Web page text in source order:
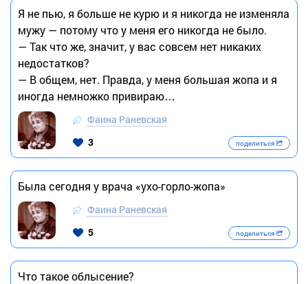
Я не пью, я больше не курю и я никогда не изменяла
мужу — потому что у меня его никогда не было.
— Так что же, значит, у вас совсем нет никаких
недостатков?
— В общем, нет. Правда, у меня большая жопа и я
иногда немножко привираю…
Фаина Раневская
3
поделиться
Была сегодня у врача «ухо-горло-жопа»
Фаина Раневская
5
поделиться
Что такое облысение?